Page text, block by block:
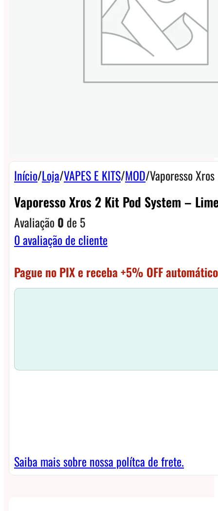
Início/Loja/VAPES E KITS/MOD/Vaporesso
Vaporesso Xros 2 Kit Pod System –
Avaliação0 de 5
0avaliação de cliente
Pague no PIX e receba +5% OFF
Saiba mais sobre nossa polítca de frete.